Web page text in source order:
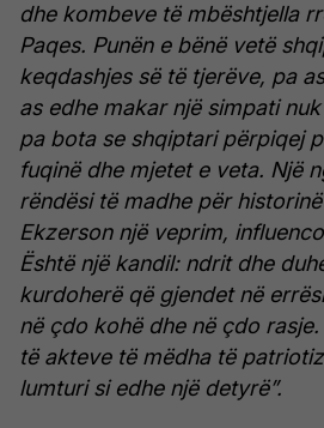
dhe kombeve të mbështjella
Paqes. Punën e bënë vetë
keqdashjes së të tjerëve, pa
as edhe makar një simpati
pa bota se shqiptari përpiqej
fuqinë dhe mjetet e veta. Një
rëndësi të madhe për
Ekzerson një veprim,
Është një kandil: ndrit dhe
kurdoherë që gjendet në
në çdo kohë dhe në çdo
të akteve të mëdha të
lumturi si edhe një detyrë”.